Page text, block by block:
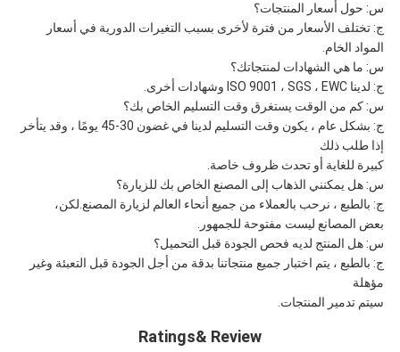
س: حول أسعار المنتجات؟
ج: تختلف الأسعار من فترة لأخرى بسبب التغيرات الدورية في أسعار
المواد الخام.
س: ما هي الشهادات لمنتجاتك؟
ج: لدينا ISO 9001 ، SGS ، EWC وشهادات أخرى.
س: كم من الوقت يستغرق وقت التسليم الخاص بك؟
ج: بشكل عام ، يكون وقت التسليم لدينا في غضون 30-45 يومًا ، وقد يتأخر
إذا طلب ذلك
كبيرة للغاية أو تحدث ظروف خاصة.
س: هل يمكنني الذهاب إلى المصنع الخاص بك للزيارة؟
ج: بالطبع ، نرحب بالعملاء من جميع أنحاء العالم لزيارة المصنع.لكن،
بعض المصانع ليست مفتوحة للجمهور.
س: هل المنتج لديه فحص الجودة قبل التحميل؟
ج: بالطبع ، يتم اختبار جميع منتجاتنا بدقة من أجل الجودة قبل التعبئة وغير
مؤهلة
سيتم تدمير المنتجات.
Ratings& Review